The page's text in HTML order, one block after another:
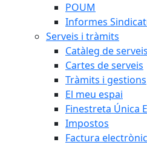
POUM
Informes
Serveis i tràmits
Catàleg de serveis
Cartes de serveis
Tràmits i gestions
El meu espai
Finestreta Única
Impostos
Factura